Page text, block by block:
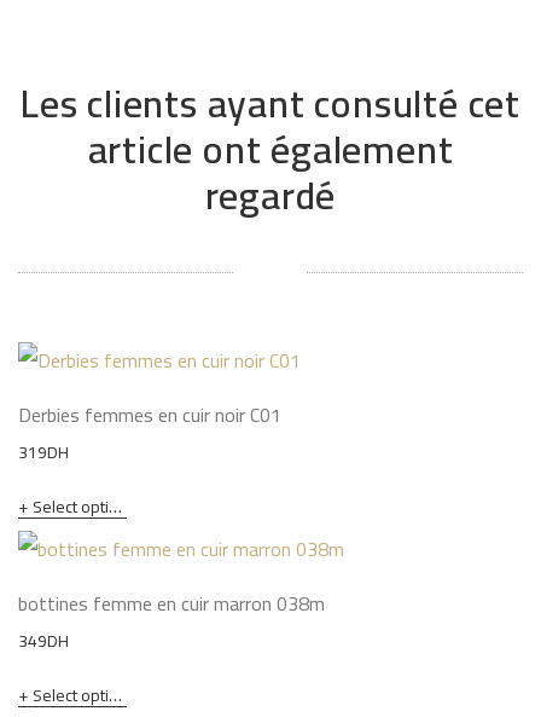
Les clients ayant consulté cet
article ont également
regardé
Derbies femmes en cuir noir C01
319DH
Select options
bottines femme en cuir marron 038m
349DH
Select options